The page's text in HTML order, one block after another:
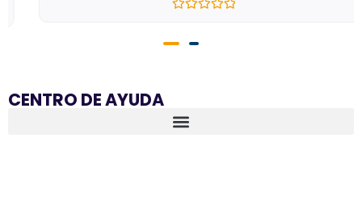
CENTRO DE AYUDA